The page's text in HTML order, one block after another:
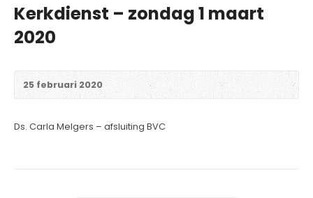
Kerkdienst – zondag 1 maart
2020
25 februari 2020
Ds. Carla Melgers – afsluiting BVC